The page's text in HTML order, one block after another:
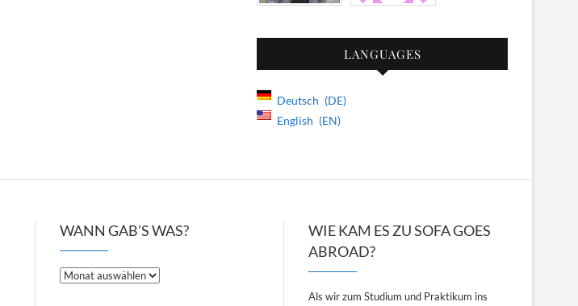
LANGUAGES
Deutsch
DE
English
EN
WANN GAB’S WAS?
Wann
WIE KAM ES ZU SOFA GOES
ABROAD?
Als wir zum Studium und Praktikum ins